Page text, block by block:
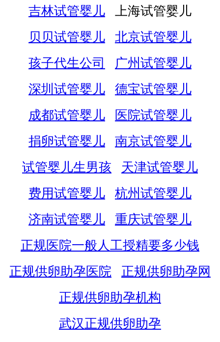
吉林试管婴儿
上海试管婴儿
贝贝试管婴儿
北京试管婴儿
孩子代生公司
广州试管婴儿
深圳试管婴儿
德宝试管婴儿
成都试管婴儿
医院试管婴儿
捐卵试管婴儿
南京试管婴儿
试管婴儿生男孩
天津试管婴儿
费用试管婴儿
杭州试管婴儿
济南试管婴儿
重庆试管婴儿
正规医院一般人工授精要多少钱
正规供卵助孕医院
正规供卵助孕网
正规供卵助孕机构
武汉正规供卵助孕